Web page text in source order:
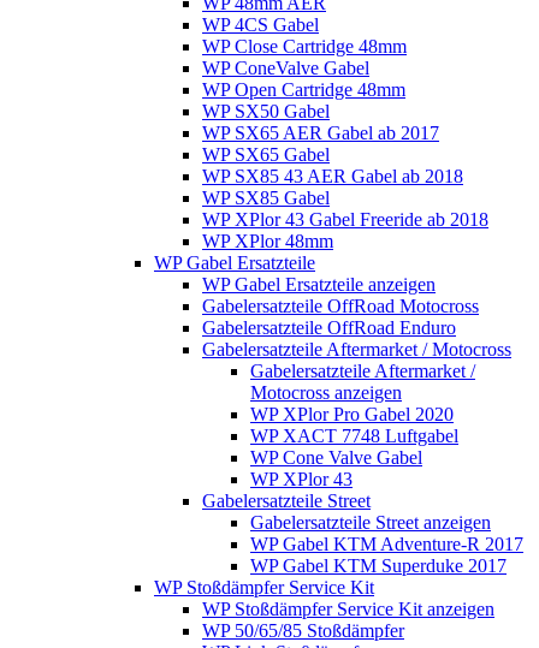
WP 4CS Gabel
WP Close Cartridge 48mm
WP ConeValve Gabel
WP Open Cartridge 48mm
WP SX50 Gabel
WP SX65 AER Gabel ab 2017
WP SX65 Gabel
WP SX85 43 AER Gabel ab 2018
WP SX85 Gabel
WP XPlor 43 Gabel Freeride ab 2018
WP XPlor 48mm
WP Gabel Ersatzteile
WP Gabel Ersatzteile anzeigen
Gabelersatzteile OffRoad Motocross
Gabelersatzteile OffRoad Enduro
Gabelersatzteile Aftermarket / Motocross
Gabelersatzteile Aftermarket /
Motocross anzeigen
WP XPlor Pro Gabel 2020
WP XACT 7748 Luftgabel
WP Cone Valve Gabel
WP XPlor 43
Gabelersatzteile Street
Gabelersatzteile Street anzeigen
WP Gabel KTM Adventure-R 2017
WP Gabel KTM Superduke 2017
WP Stoßdämpfer Service Kit
WP Stoßdämpfer Service Kit anzeigen
WP 50/65/85 Stoßdämpfer